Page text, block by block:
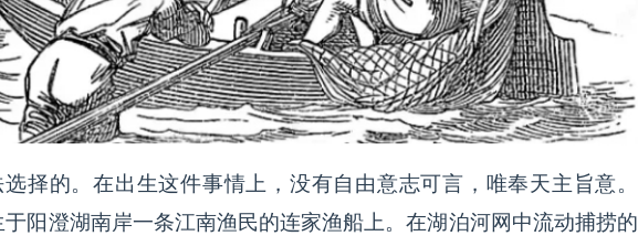
择的。在出生这件事情上，没有自由意志可言，唯奉天主旨意。
阳澄湖南岸一条江南渔民的连家渔船上。在湖泊河网中流动捕捞的